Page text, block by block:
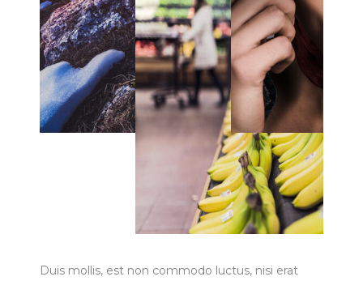
Duis mollis, est non commodo luctus, nisi erat